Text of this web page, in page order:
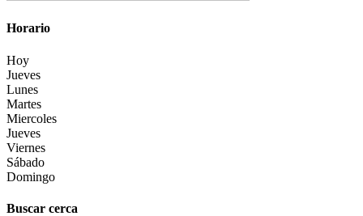
Horario
Hoy
Jueves
Lunes
Martes
Miercoles
Jueves
Viernes
Sábado
Domingo
Buscar cerca